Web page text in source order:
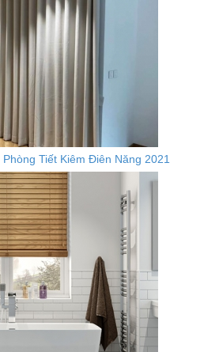
Tiết Kiêm Điên Năng 2021